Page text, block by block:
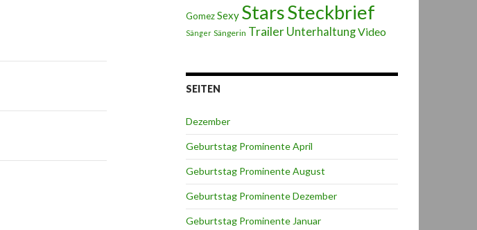
GomezSexy StarsSteckbrief
Sänger Sängerin Trailer UnterhaltungVideo
SEITEN
Dezember
Geburtstag Prominente April
Geburtstag Prominente August
Geburtstag Prominente Dezember
Geburtstag Prominente Januar